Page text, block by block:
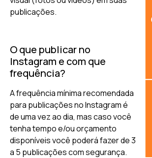
publicações.
O que publicar no
Instagram e com que
frequência?
A frequência mínima recomendada
para publicações no Instagram é
de uma vez ao dia, mas caso você
tenha tempo e/ou orçamento
disponíveis você poderá fazer de 3
a 5 publicações com segurança.